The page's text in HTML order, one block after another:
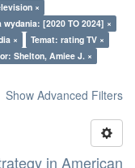
×
wydania: [2020 TO 2024] ×
×
Temat: rating TV ×
Shelton, Amiee J. ×
Show Advanced Filters
in American